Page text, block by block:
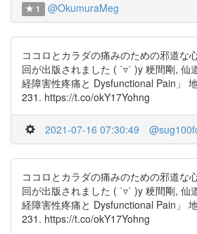
1 @OkumuraMeg
ココロとカラダの痛みのための邪道な
回が出版されました ( ˙▿˙ )y 粳間剛, 仙
経障害性疼痛と Dysfunctional Pain」
231. https://t.co/okY17Yohng
2021-07-16 07:30:49
ココロとカラダの痛みのための邪道な
回が出版されました ( ˙▿˙ )y 粳間剛, 仙
経障害性疼痛と Dysfunctional Pain」
231. https://t.co/okY17Yohng